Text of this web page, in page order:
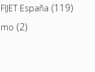
España (119)
(2)